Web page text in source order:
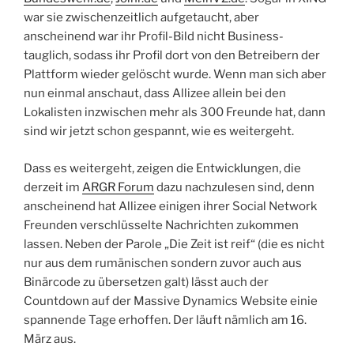
war sie zwischenzeitlich aufgetaucht, aber
anscheinend war ihr Profil-Bild nicht Business-
tauglich, sodass ihr Profil dort von den Betreibern der
Plattform wieder gelöscht wurde. Wenn man sich aber
nun einmal anschaut, dass Allizee allein bei den
Lokalisten inzwischen mehr als 300 Freunde hat, dann
sind wir jetzt schon gespannt, wie es weitergeht.
Dass es weitergeht, zeigen die Entwicklungen, die
derzeit im ARGR Forum dazu nachzulesen sind, denn
anscheinend hat Allizee einigen ihrer Social Network
Freunden verschlüsselte Nachrichten zukommen
lassen. Neben der Parole „Die Zeit ist reif“ (die es nicht
nur aus dem rumänischen sondern zuvor auch aus
Binärcode zu übersetzen galt) lässt auch der
Countdown auf der Massive Dynamics Website einie
spannende Tage erhoffen. Der läuft nämlich am 16.
März aus.